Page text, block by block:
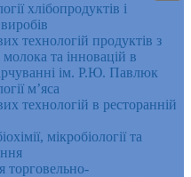
хлібопродуктів і
технологій продуктів з
молока та інновацій в
ім. Р.Ю. Павлюк
м’яса
технологій в ресторанній
мікробіології та
торговельно-